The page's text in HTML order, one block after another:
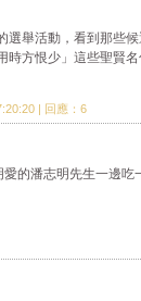
選舉活動，看到那些
時方恨少」這些聖賢名
| 回應：6
潘志明先生一邊吃